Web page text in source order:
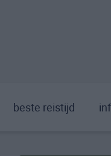
beste reistijd